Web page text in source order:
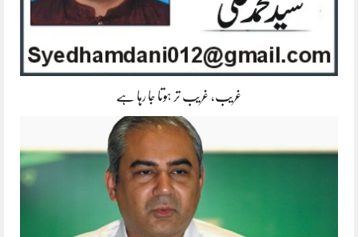
غریب، غریب تر ہوتا جا رہا ہے